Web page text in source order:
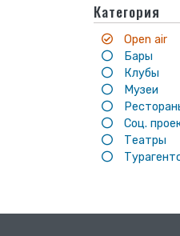
Категория
Open air
Бары
Клубы
Музеи
Соц.
Театры